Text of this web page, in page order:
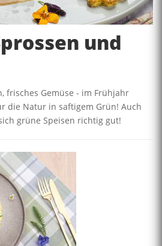
und
frisches Gemüse - im Frühjahr
die Natur in saftigem Grün! Auch
grüne Speisen richtig gut!